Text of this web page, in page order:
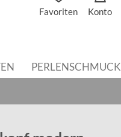
Favoriten Konto
PERLENSCHMUCK